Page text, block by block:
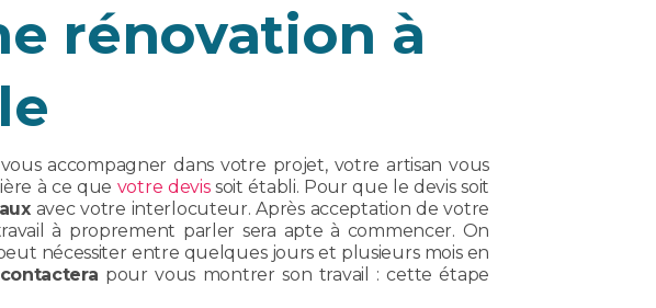
rénovation à
accompagner dans votre projet, votre artisan vous
à ce que votre devissoit établi. Pour que le devis soit
avec votre interlocuteur. Après acceptation de votre
à proprement parler sera apte à commencer. On
nécessiter entre quelques jours et plusieurs mois en
pour vous montrer son travail : cette étape